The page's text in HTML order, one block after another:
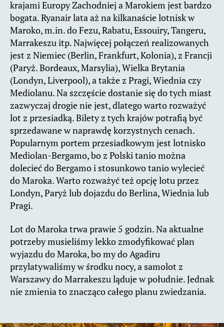
krajami Europy Zachodniej a Marokiem jest bardzo
bogata. Ryanair lata aż na kilkanaście lotnisk w
Maroko, m.in. do Fezu, Rabatu, Essouiry, Tangeru,
Marrakeszu itp. Najwięcej połączeń realizowanych
jest z Niemiec (Berlin, Frankfurt, Kolonia), z Francji
(Paryż. Bordeaux, Marsylia), Wielka Brytania
(Londyn, Liverpool), a także z Pragi, Wiednia czy
Mediolanu. Na szczęście dostanie się do tych miast
zazwyczaj drogie nie jest, dlatego warto rozważyć
lot z przesiadką. Bilety z tych krajów potrafią być
sprzedawane w naprawdę korzystnych cenach.
Popularnym portem przesiadkowym jest lotnisko
Mediolan-Bergamo, bo z Polski tanio można
dolecieć do Bergamo i stosunkowo tanio wylecieć
do Maroka. Warto rozważyć też opcję lotu przez
Londyn, Paryż lub dojazdu do Berlina, Wiednia lub
Pragi.
Lot do Maroka trwa prawie 5 godzin. Na aktualne
potrzeby musieliśmy lekko zmodyfikować plan
wyjazdu do Maroka, bo my do Agadiru
przylatywaliśmy w środku nocy, a samolot z
Warszawy do Marrakeszu ląduje w południe. Jednak
nie zmienia to znacząco całego planu zwiedzania.